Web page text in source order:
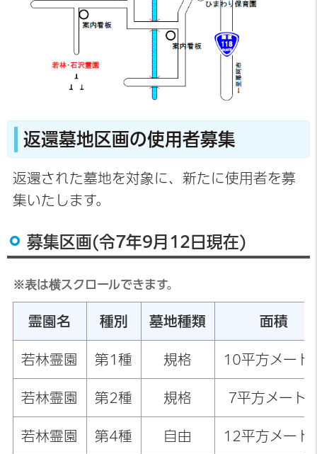
返還墓地区画の使用者募集
返還された墓地を対象に、新たに使用者を募
集いたします。
募集区画(令7年9月12日現在)
※表は横スクロールできます。
霊園名 種別 墓地種類 面積
若林霊園 第1種 規格 10平方メート
若林霊園 第2種 規格 7平方メート
若林霊園 第4種 自由 12平方メート